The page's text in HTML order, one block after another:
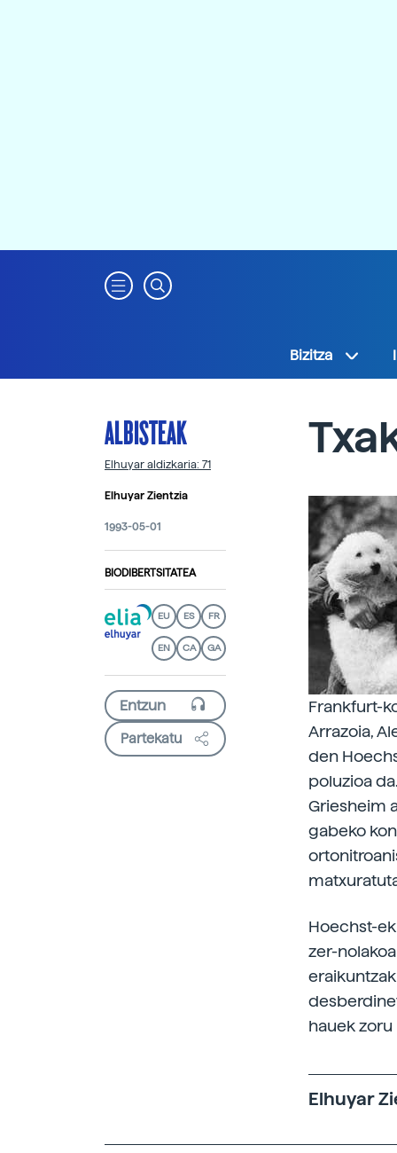
Bizitza
ALBISTEAK
Elhuyar aldizkaria: 71
Elhuyar Zientzia
1993-05-01
BIODIBERTSITATEA
EU ES FR
EN CA GA
Partekatu
Frankfurt-
Arrazoia,
den
poluzioa
Griesheim
gabeko
Hoechst-
zer-
hauek
Elhuyar